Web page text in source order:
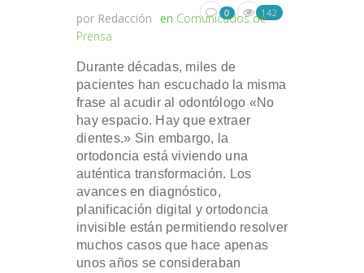
por Redacción en Comunicados de
Prensa
0 142
Durante décadas, miles de
pacientes han escuchado la misma
frase al acudir al odontólogo «No
hay espacio. Hay que extraer
dientes.» Sin embargo, la
ortodoncia está viviendo una
auténtica transformación. Los
avances en diagnóstico,
planificación digital y ortodoncia
invisible están permitiendo resolver
muchos casos que hace apenas
unos años se consideraban